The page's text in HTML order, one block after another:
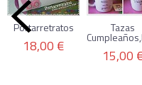
Portarretratos
18,00 €
Tazas
15,00